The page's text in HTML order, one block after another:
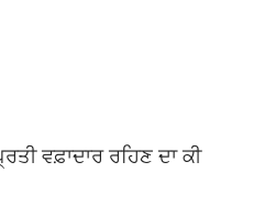
ਵਫ਼ਾਦਾਰ ਰਹਿਣ ਦਾ ਕੀ